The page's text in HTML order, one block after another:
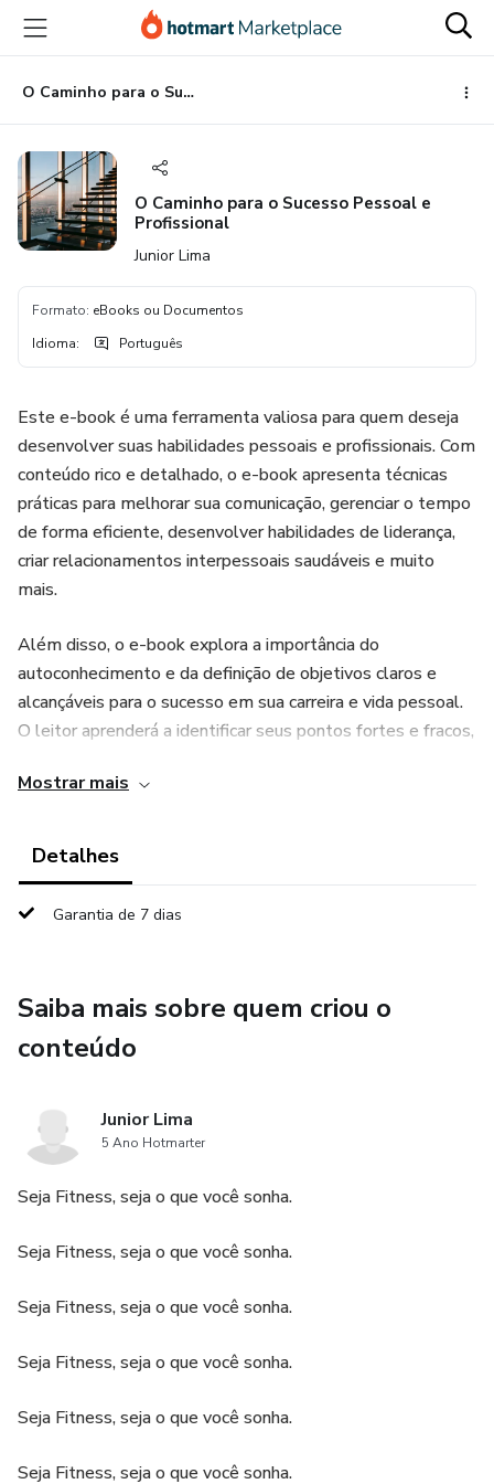
para
conteúdo
principal
para
pagamento
para
rodapé
O Caminho para o Sucesso Pessoal e Profissional
O Caminho para o Sucesso Pessoal e
Profissional
Junior Lima
Formato: eBooks ou Documentos
Idioma: Português
Este e-book é uma ferramenta valiosa para quem deseja
desenvolver suas habilidades pessoais e profissionais. Com
conteúdo rico e detalhado, o e-book apresenta técnicas
práticas para melhorar sua comunicação, gerenciar o tempo
de forma eficiente, desenvolver habilidades de liderança,
criar relacionamentos interpessoais saudáveis e muito
mais.
Além disso, o e-book explora a importância do
autoconhecimento e da definição de objetivos claros e
alcançáveis para o sucesso em sua carreira e vida pessoal.
O leitor aprenderá a identificar seus pontos fortes e fracos,
de carreira personalizado.
Este e-book também é ideal para aqueles que desejam se
incertezas no ambiente pessoal e profissional. Terá dicas
Ao final do e-book, também terá a oportunidade para o
Este é um recurso inestimável para aqueles que desejam
melhorar continuamente.
Mostrar mais
Detalhes
Garantia de 7 dias
Saiba mais sobre quem criou o
conteúdo
Junior Lima
5 Ano Hotmarter
Seja Fitness, seja o que você sonha.
Seja Fitness, seja o que você sonha.
Seja Fitness, seja o que você sonha.
Seja Fitness, seja o que você sonha.
Seja Fitness, seja o que você sonha.
Seja Fitness, seja o que você sonha.